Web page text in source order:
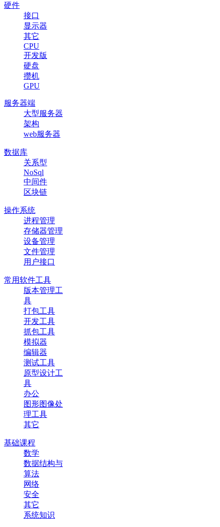
硬件
接口
显示器
其它
CPU
开发版
硬盘
攒机
GPU
服务器端
大型服务器
架构
web服务器
数据库
关系型
NoSql
中间件
区块链
操作系统
进程管理
存储器管理
设备管理
文件管理
用户接口
常用软件工具
版本管理工
具
打包工具
开发工具
抓包工具
模拟器
编辑器
测试工具
原型设计工
具
办公
图形图像处
理工具
其它
基础课程
数学
数据结构与
算法
网络
安全
其它
系统知识